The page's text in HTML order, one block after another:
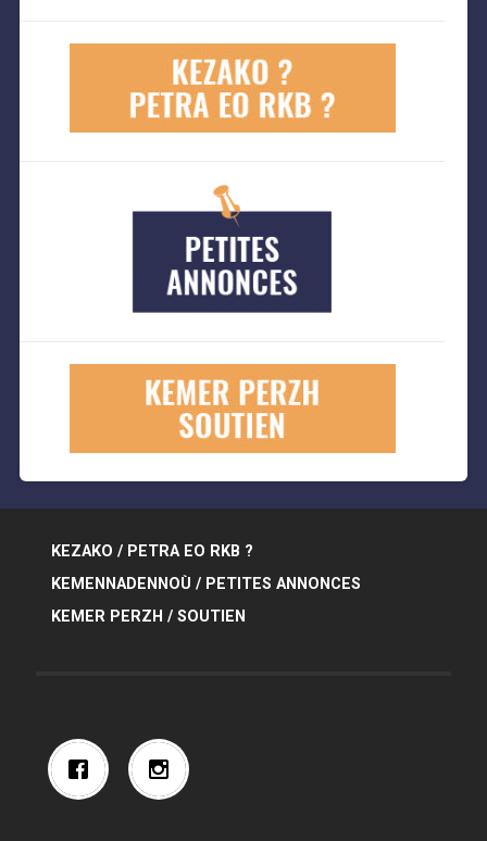
KEZAKO / PETRA EO RKB ?
KEMENNADENNOÙ / PETITES ANNONCES
KEMER PERZH / SOUTIEN